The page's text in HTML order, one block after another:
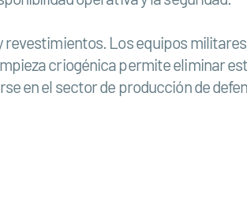
Los equipos
criogénica permite eliminar
en el sector de producción de